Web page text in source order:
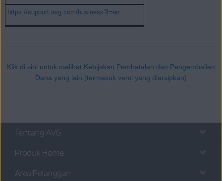
https://support.avg.com/business?l=en
Klik di sini untuk melihat Kebijakan Pembatalan dan Pengembalian
Dana yang lain (termasuk versi yang diarsipkan)
Tentang AVG
Produk Home
Area Pelanggan